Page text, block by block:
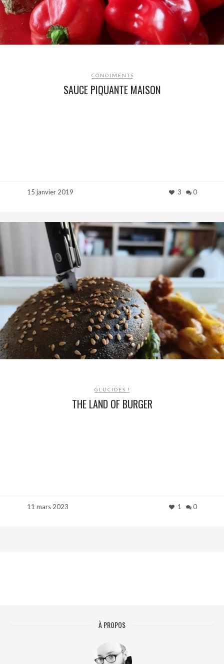
CONDIMENTS
SAUCE PIQUANTE MAISON
15 janvier 2019 3 0
GLUCIDES !
THE LAND OF BURGER
11 mars 2023 1 0
À PROPOS